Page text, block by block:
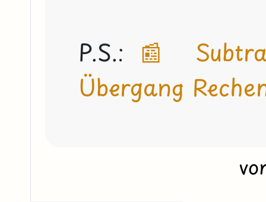
P.S.: 📰
Übergang